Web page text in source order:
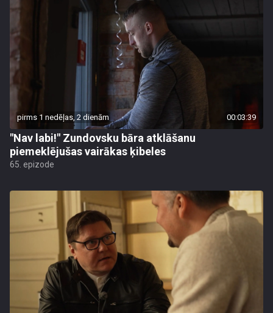
pirms 1 nedēļas, 2 dienām 00:03:39
"Nav labi!" Zundovsku bāra atklāšanu
piemeklējušas vairākas ķibeles
65. epizode